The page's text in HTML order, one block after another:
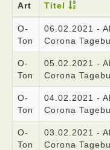
Art
Titel
O-
Ton
06.02.2021 -
Corona
O-
Ton
05.02.2021 -
Corona
O-
Ton
04.02.2021 -
Corona
O-
Ton
03.02.2021 -
Corona